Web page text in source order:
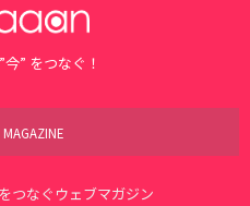
” をつなぐ！
MAGAZINE
つなぐウェブマガジン